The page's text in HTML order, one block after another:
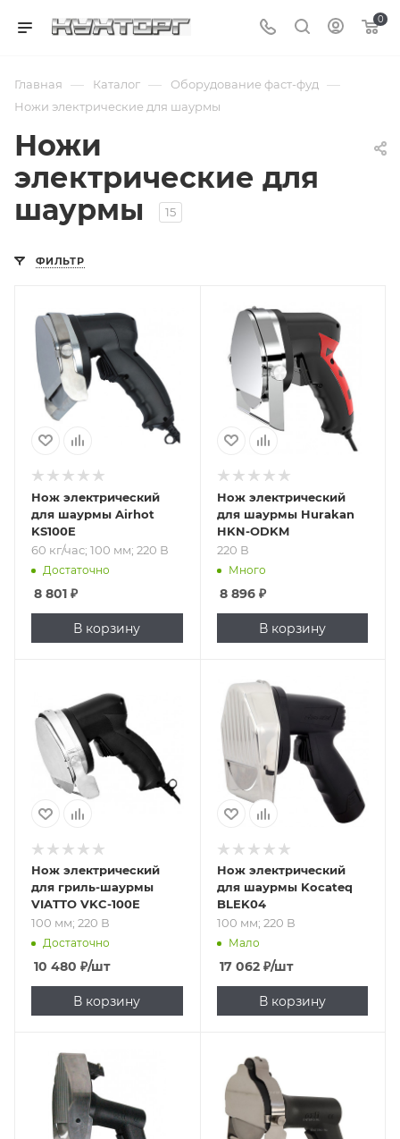
0
Главная — Каталог — Оборудование фаст-фуд —
Ножи электрические для шаурмы
Ножи
электрические для
шаурмы
15
ФИЛЬТР
Подпись к товару
60 кг/час; 100 мм;
220 В
Нож электрический
для шаурмы Airhot
KS100E
60 кг/час; 100 мм; 220 В
Достаточно
8 801 ₽
В корзину
Подпись к товару
220 В
Нож электрический
для шаурмы Hurakan
HKN-ODKM
220 В
Много
8 896₽
В корзину
100 мм; 220 В
Нож электрический
для гриль-шаурмы
VIATTO VKC-100E
100 мм; 220 В
Достаточно
10 480 ₽/шт
В корзину
Подпись к товару
100 мм; 220 В
Нож электрический
для шаурмы Kocateq
BLEK04
100 мм; 220 В
Мало
17 062₽/шт
В корзину
Подпись к товару
100 мм; 220 В